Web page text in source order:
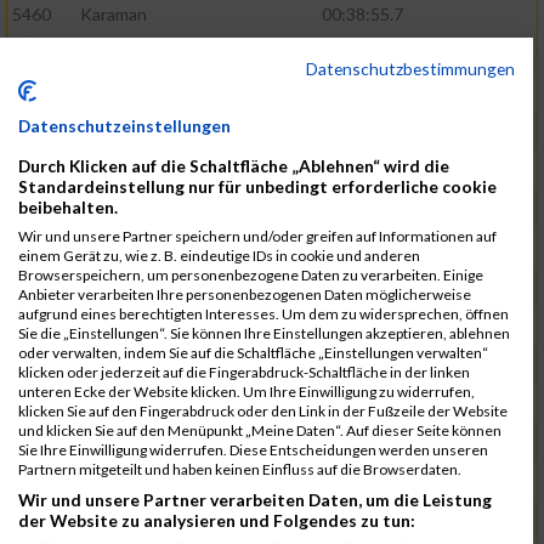
5460 Karaman
00:38:55.7
5601
5368
Böhm
5531
Rieger
00:39:41.5
5584
Stadtmüller
5570
Schulze
00:40:29.6
5572
Schuster
00:40:29.9
5466
Kiehne
00:40:40.9
5615
Weigand
00:41:00.1
5515
Ohler
00:41:07.3
5580
Selbiger
00:41:12.6
5474
Koehn
00:41:12.8
5455
Joho
00:41:56.4
Datenschutzbestimmungen
Datenschutzeinstellungen
Durch Klicken auf die Schaltfläche „Ablehnen“ wird die
Standardeinstellung nur für unbedingt erforderliche cookie
beibehalten.
Wir und unsere Partner speichern und/oder greifen auf Informationen auf
einem Gerät zu, wie z. B. eindeutige IDs in cookie und anderen
Browserspeichern, um personenbezogene Daten zu verarbeiten. Einige
Anbieter verarbeiten Ihre personenbezogenen Daten möglicherweise
aufgrund eines berechtigten Interesses. Um dem zu widersprechen, öffnen
Sie die „Einstellungen“. Sie können Ihre Einstellungen akzeptieren, ablehnen
oder verwalten, indem Sie auf die Schaltfläche „Einstellungen verwalten“
klicken oder jederzeit auf die Fingerabdruck-Schaltfläche in der linken
unteren Ecke der Website klicken. Um Ihre Einwilligung zu widerrufen,
klicken Sie auf den Fingerabdruck oder den Link in der Fußzeile der Website
und klicken Sie auf den Menüpunkt „Meine Daten“. Auf dieser Seite können
Sie Ihre Einwilligung widerrufen. Diese Entscheidungen werden unseren
Partnern mitgeteilt und haben keinen Einfluss auf die Browserdaten.
Wir und unsere Partner verarbeiten Daten, um die Leistung
der Website zu analysieren und Folgendes zu tun: